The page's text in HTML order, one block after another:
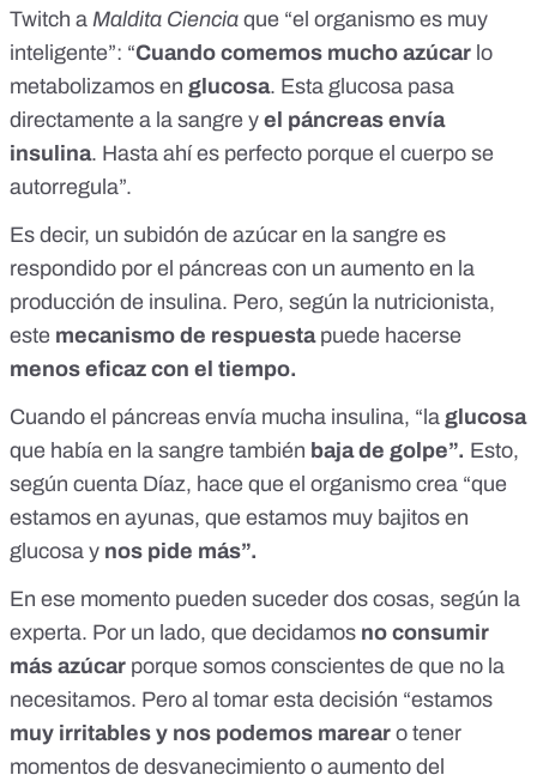
Twitch a Maldita Ciencia que “el organismo es muy
inteligente”: “Cuando comemos mucho azúcar lo
metabolizamos en glucosa. Esta glucosa pasa
directamente a la sangre y el páncreas envía
insulina. Hasta ahí es perfecto porque el cuerpo se
autorregula”.
Es decir, un subidón de azúcar en la sangre es
respondido por el páncreas con un aumento en la
producción de insulina. Pero, según la nutricionista,
este mecanismo de respuestapuede hacerse
menos eficaz con el tiempo.
Cuando el páncreas envía mucha insulina, “la glucosa
que había en la sangre también baja de golpe”. Esto,
según cuenta Díaz, hace que el organismo crea “que
estamos en ayunas, que estamos muy bajitos en
glucosa y nos pide más”.
En ese momento pueden suceder dos cosas, según la
experta. Por un lado, que decidamos no consumir
más azúcar porque somos conscientes de que no la
necesitamos. Pero al tomar esta decisión “estamos
muy irritables y nos podemos marear o tener
momentos de desvanecimiento o aumento del